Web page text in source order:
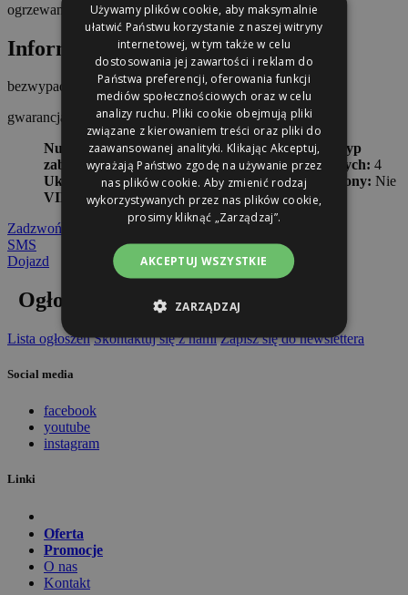
ogrzewanie postojowe
Informacje dodatkowe
bezwypadkowy
gwarancja
Numer oferty: AKL63S1J Rok produkcji: 2025
Typ
zabudowy: Przyczepa kempingowa Miejsc sypialnych: 4
Układ łóżek: Pietrowe Skrzynia biegów: Uszkodzony: Nie
VIN:
Zadzwoń
SMS
Dojazd
Ogłoszenie nieaktualne
Lista ogłoszeń Skontaktuj się z nami Zapisz się do newslettera
Social media
facebook
youtube
instagram
Linki
Oferta
Promocje
O nas
Kontakt
Używamy plików cookie, aby maksymalnie
ułatwić Państwu korzystanie z naszej witryny
internetowej, w tym także w celu
dostosowania jej zawartości i reklam do
Państwa preferencji, oferowania funkcji
mediów społecznościowych oraz w celu
analizy ruchu. Pliki cookie obejmują pliki
związane z kierowaniem treści oraz pliki do
zaawansowanej analityki. Klikając Akceptuj,
wyrażają Państwo zgodę na używanie przez
nas plików cookie. Aby zmienić rodzaj
wykorzystywanych przez nas plików cookie,
prosimy kliknąć „Zarządzaj”.
AKCEPTUJ WSZYSTKIE
ZARZĄDZAJ